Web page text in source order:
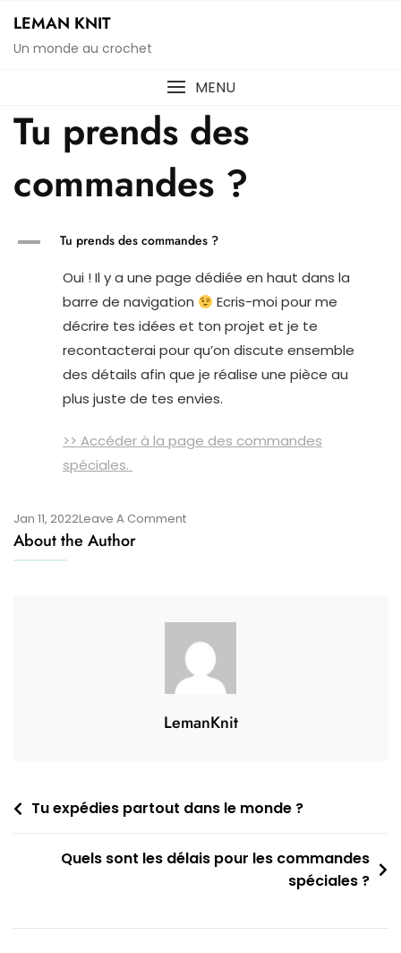
content
LEMAN KNIT
Un monde au crochet
MENU
Tu prends des
commandes ?
A Tu prends des commandes ?
Oui ! Il y a une page dédiée en haut dans la
barre de navigation
Ecris-moi pour me
décrire tes idées et ton projet et je te
recontacterai pour qu’on discute ensemble
des détails afin que je réalise une pièce au
plus juste de tes envies.
>> Accéder à la page des commandes
spéciales.
Jan 11, 2022Leave A CommentOn
About the Author
LemanKnit
Navigation
l’article
Tu expédies partout dans le monde ?
Quels sont les délais pour les commandes
spéciales ?